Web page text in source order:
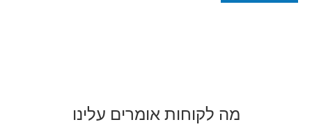
מה לקוחות אומרים עלינו